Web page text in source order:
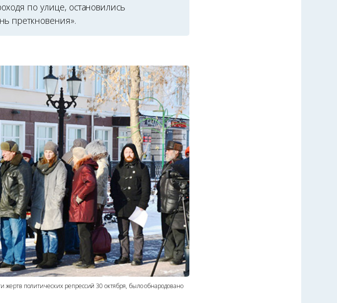
по улице, остановились
преткновения».
политических репрессий 30 октября, было обнародовано